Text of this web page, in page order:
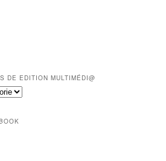
DE EDITION MULTIMÉDI@